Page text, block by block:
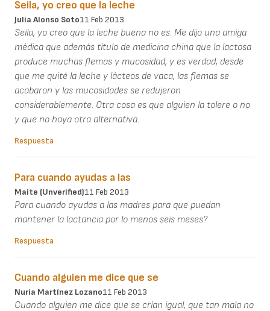
Seila, yo creo que la leche
Julia Alonso Soto11 Feb 2013
Seila, yo creo que la leche buena no es. Me dijo una amiga
médica que además título de medicina china que la lactosa
produce muchas flemas y mucosidad, y es verdad, desde
que me quité la leche y lácteos de vaca, las flemas se
acabaron y las mucosidades se redujeron
considerablemente. Otra cosa es que alguien la tolere o no
y que no haya otra alternativa.
Respuesta
Para cuando ayudas a las
Maite (unverified)11 Feb 2013
Para cuando ayudas a las madres para que puedan
mantener la lactancia por lo menos seis meses?
Respuesta
Cuando alguien me dice que se
Nuria Martínez Lozano11 Feb 2013
Cuando alguien me dice que se crían igual, que tan mala no